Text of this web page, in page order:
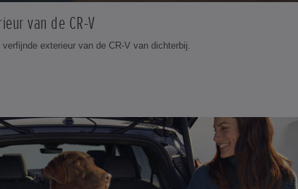
van de CR-V
exterieur van de CR-V van dichterbij.